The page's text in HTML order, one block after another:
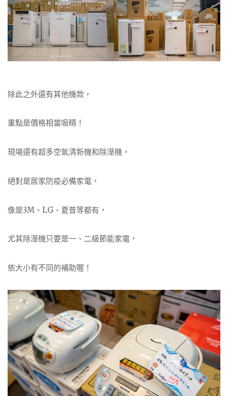
除此之外還有其他機款，
重點是價格相當吸睛！
現場還有超多空氣清新機和除溼機，
絕對是居家防疫必備家電，
像是3M、LG、夏普等都有，
尤其除溼機只要是一、二級節能家電，
依大小有不同的補助喔！